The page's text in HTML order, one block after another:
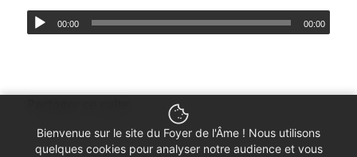
00:00 00:00
Bienvenue sur le site du Foyer de l'Âme ! Nous utilisons
quelques cookies pour analyser notre audience et vous